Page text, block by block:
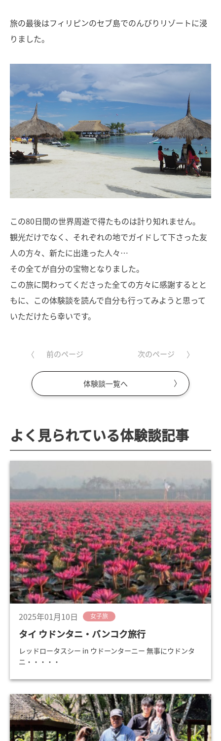
旅の最後はフィリピンのセブ島でのんびりリゾートに浸
りました。
この80日間の世界周遊で得たものは計り知れません。
観光だけでなく、それぞれの地でガイドして下さった友
人の方々、新たに出逢った人々…
その全てが自分の宝物となりました。
この旅に関わってくださった全ての方々に感謝するとと
もに、この体験談を読んで自分も行ってみようと思って
いただけたら幸いです。
前のページ
体験談一覧へ
次のページ
よく見られている体験談記事
2025年01月10日 女子旅
タイ ウドンタニ・バンコク旅行
レッドロータスシー in ウドーンターニー 無事にウドンタ
ニ・・・・・